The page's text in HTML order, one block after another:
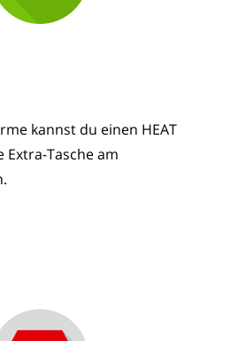
kannst du einen HEAT
Tasche am